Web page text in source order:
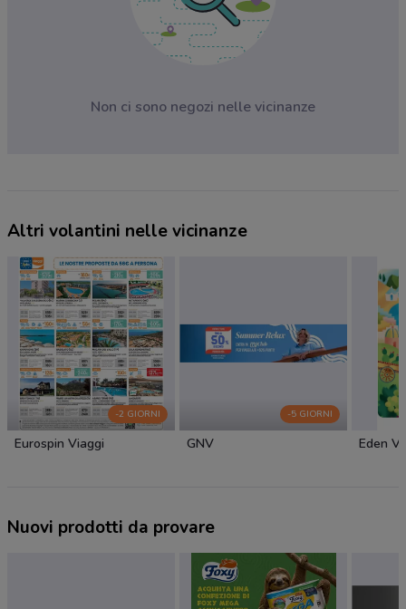
Non ci sono negozi nelle vicinanze
Altri volantini nelle vicinanze
-2 GIORNI
Eurospin Viaggi
-5 GIORNI
GNV Eden
Nuovi prodotti da provare